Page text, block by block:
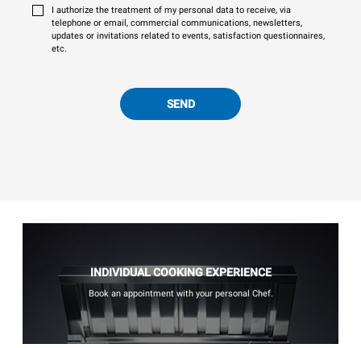
I authorize the treatment of my personal data to receive, via
telephone or email, commercial communications, newsletters,
updates or invitations related to events, satisfaction questionnaires,
etc.
SEND
INDIVIDUAL COOKING EXPERIENCE
Book an appointment with your personal Chef.